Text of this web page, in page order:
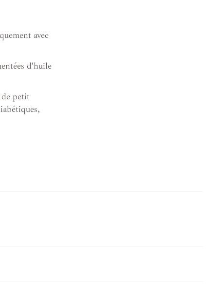
avec
d’huile
petit